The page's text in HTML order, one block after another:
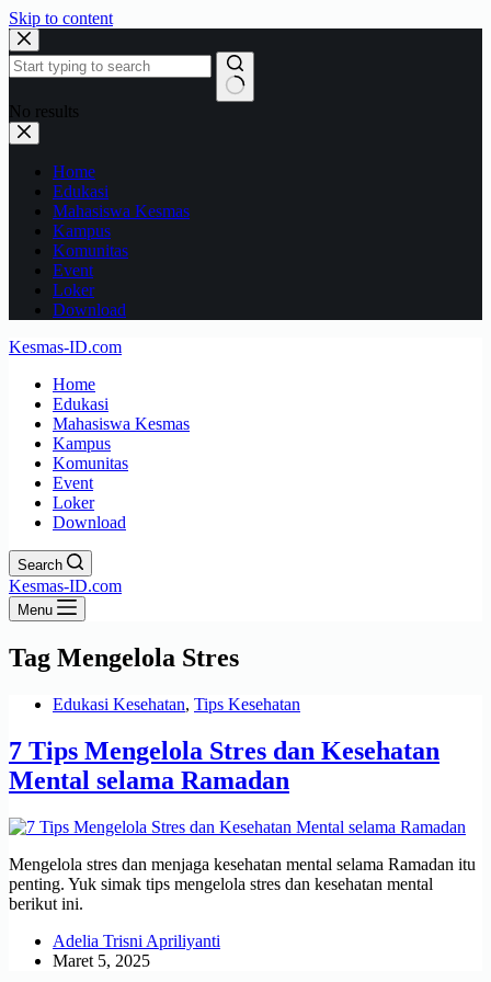
Skip to content
No results
Home
Edukasi
Mahasiswa Kesmas
Kampus
Komunitas
Event
Loker
Download
Kesmas-ID.com
Home
Edukasi
Mahasiswa Kesmas
Kampus
Komunitas
Event
Loker
Download
Search
Kesmas-ID.com
Menu
Tag Mengelola Stres
Edukasi Kesehatan, Tips Kesehatan
7 Tips Mengelola Stres dan Kesehatan
Mental selama Ramadan
Mengelola stres dan menjaga kesehatan mental selama Ramadan itu
penting. Yuk simak tips mengelola stres dan kesehatan mental
berikut ini.
Adelia Trisni Apriliyanti
Maret 5, 2025